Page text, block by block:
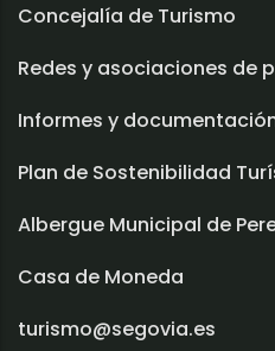
Concejalía de Turismo
Redes y asociaciones de
Informes y
Plan de Sostenibilidad
Albergue Municipal de
Casa de Moneda
turismo@segovia.es